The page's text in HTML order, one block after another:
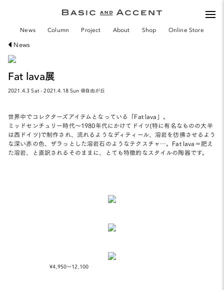
News Column Project About Shop Online Store
News
Fat lava展
2021.4.3 Sat - 2021.4.18 Sun @自由が丘
世界中でコレクターズアイテムとなっている「Fat lava」。
ミッドセンチュリー時代～1980年代にかけてドイツ(特に有名なものの大半
は西ドイツ)で制作され、流れるようなディティール、溶岩を彷彿させるよう
な深い赤の色、ザラっとした溶岩石のようなテクスチャ…。Fat lava＝肥え
た溶岩、と直訳されるそのままに、とても特徴的なスタイルの陶器です。
¥4,950～12,100